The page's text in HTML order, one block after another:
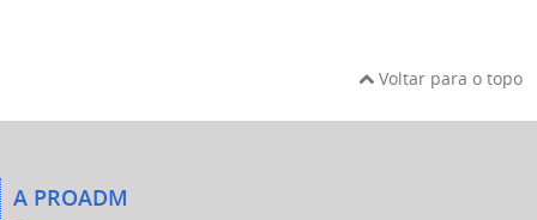
Voltar para o topo
A PROADM